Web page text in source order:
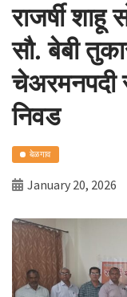
राजर्षी शाहू
सौ. बेबी
चेअरमनपदी
निवड
बेळगाव
January 20, 2026